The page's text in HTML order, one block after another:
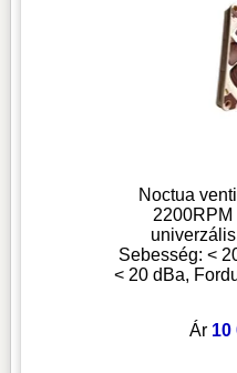
Noctua
2200RPM
Sebesség: <
< 20 dBa,
Ár 10